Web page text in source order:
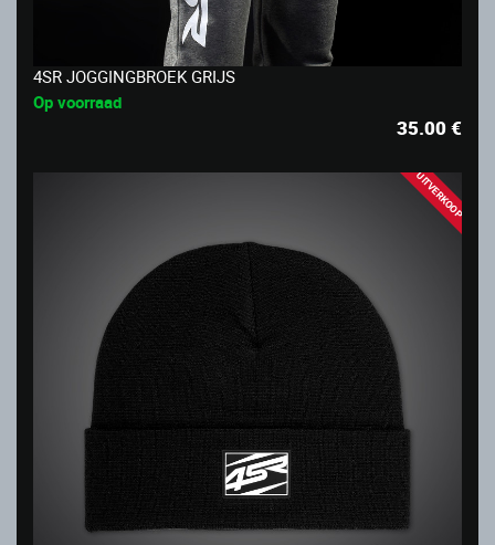
4SR JOGGINGBROEK GRIJS
Op voorraad
35.00€
UITVERKOOP